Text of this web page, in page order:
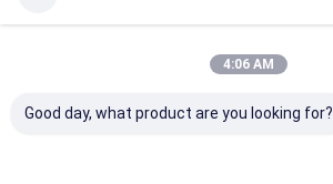
4:06 AM
Good day, what product are you looking for?